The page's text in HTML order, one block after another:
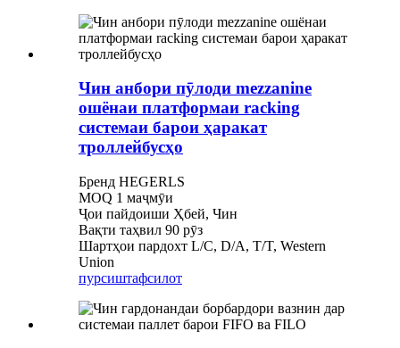
Чин анбори пӯлоди mezzanine
ошёнаи платформаи racking
системаи барои ҳаракат
троллейбусҳо
Бренд HEGERLS
MOQ 1 маҷмӯи
Ҷои пайдоиши Ҳбей, Чин
Вақти таҳвил 90 рӯз
Шартҳои пардохт L/C, D/A, T/T, Western
Union
пурсиштафсилот